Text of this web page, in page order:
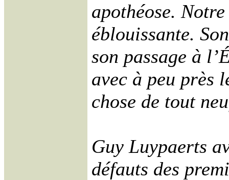
apothéose.
éblouissante.
son passage à
avec à peu près
chose de tout
Guy Luypaerts
défauts des